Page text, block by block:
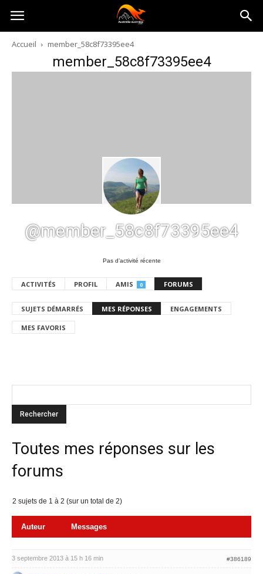
Australia-
australie.com
Accueil member_58c8f73395ee4
member_58c8f73395ee4
@member_58c8f73395ee4
Pas d’activité récente
ACTIVITÉS PROFIL AMIS 0 FORUMS
SUJETS DÉMARRÉS MES RÉPONSES ENGAGEMENTS
MES FAVORIS
Toutes mes réponses sur les
forums
2 sujets de 1 à 2 (sur un total de 2)
Auteur Messages
3 septembre 2013 à 15 h 16 min #386189